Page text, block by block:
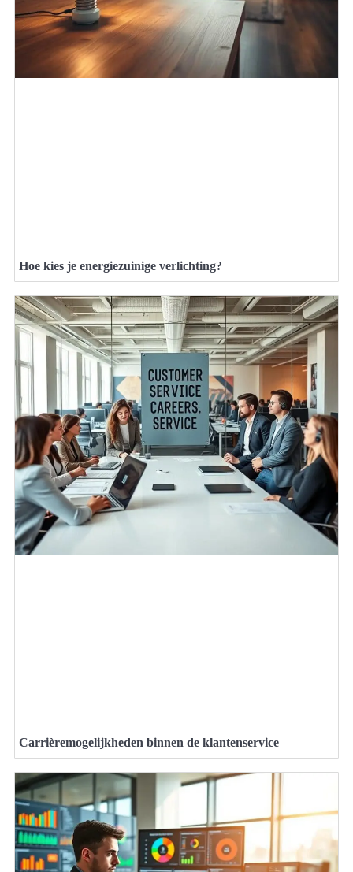
Hoe kies je energiezuinige verlichting?
Carrièremogelijkheden binnen de klantenservice